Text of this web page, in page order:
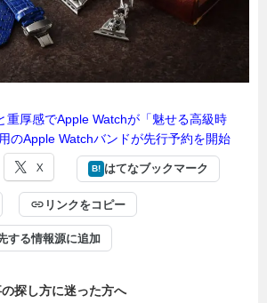
重厚感でApple Watchが「魅せる高級時
のApple Watchバンドが先行予約を開始
X B! はてなブックマーク
リンクをコピー
する情報源に追加
探し方に迷った方へ